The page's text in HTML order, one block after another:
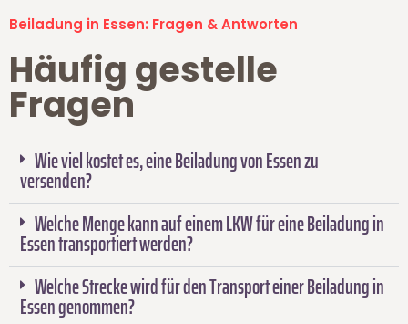
Beiladung in Essen: Fragen & Antworten
Häufig gestelle
Fragen
Wie viel kostet es, eine Beiladung von Essen zu
versenden?
Welche Menge kann auf einem LKW für eine Beiladung in
Essen transportiert werden?
Welche Strecke wird für den Transport einer Beiladung in
Essen genommen?